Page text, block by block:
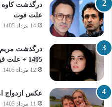
درگذشت کاوه
علت فوت
14 مرداد 1405
1405 + علت فوت
12 مرداد 1405
عکس ازدواج
11 مرداد 1405